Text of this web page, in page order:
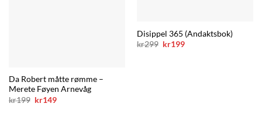
Da Robert måtte rømme –
Merete Føyen Arnevåg
kr199 Opprinnelig
kr149Nåværende
Disippel 365 (Andaktsbok)
kr299 Opprinnelig
kr199Nåværende